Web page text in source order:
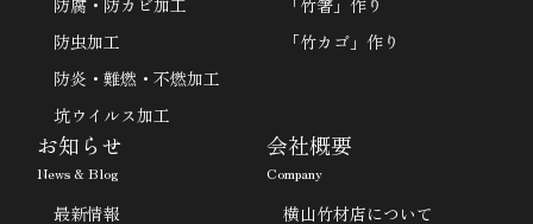
防虫加工
防炎・難燃・不燃加工
坑ウイルス加工
「竹カゴ」作り
お知らせ
News & Blog
最新情報
会社概要
Company
横山竹材店について